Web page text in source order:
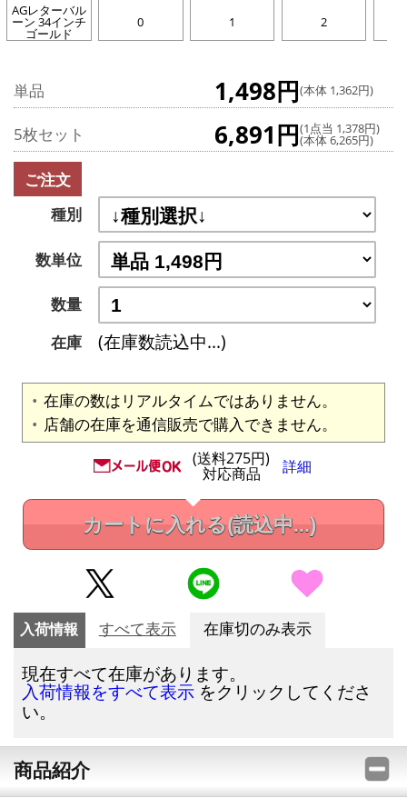
AGレターバル
ーン 34インチ
ゴールド
0 1 2
単品 1,498円(本体 1,362円)
5枚セット 6,891円(1点当 1,378円)
(本体 6,265円)
ご注文
種別
数単位
数量
在庫
(在庫数読込中...)
在庫の数はリアルタイムではありません。
店舗の在庫を通信販売で購入できません。
(送料275円)
対応商品 詳細
カートに入れる(読込中...)
入荷情報 すべて表示 在庫切のみ表示
現在すべて在庫があります。
入荷情報をすべて表示 をクリックしてくださ
い。
商品紹介